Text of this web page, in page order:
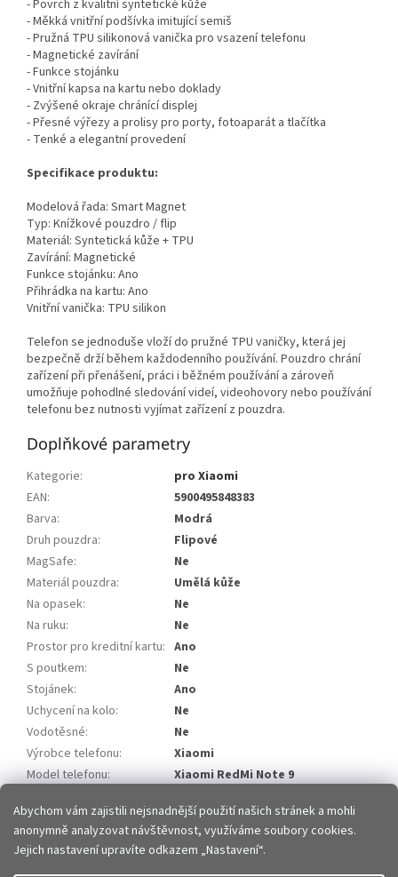
Abychom vám zajistili nejsnadnější použití našich stránek a mohli
anonymně analyzovat návštěvnost, využíváme soubory cookies.
Jejich nastavení upravíte odkazem „Nastavení“.
- Povrch z kvalitní syntetické kůže
- Měkká vnitřní podšívka imitující semiš
- Pružná TPU silikonová vanička pro vsazení telefonu
- Magnetické zavírání
- Funkce stojánku
- Vnitřní kapsa na kartu nebo doklady
- Zvýšené okraje chránící displej
- Přesné výřezy a prolisy pro porty, fotoaparát a tlačítka
- Tenké a elegantní provedení
Specifikace produktu:
Modelová řada: Smart Magnet
Typ: Knížkové pouzdro / flip
Materiál: Syntetická kůže + TPU
Zavírání: Magnetické
Funkce stojánku: Ano
Přihrádka na kartu: Ano
Vnitřní vanička: TPU silikon
Telefon se jednoduše vloží do pružné TPU vaničky, která jej
bezpečně drží během každodenního používání. Pouzdro chrání
zařízení při přenášení, práci i běžném používání a zároveň
umožňuje pohodlné sledování videí, videohovory nebo používání
telefonu bez nutnosti vyjímat zařízení z pouzdra.
Doplňkové parametry
Kategorie:
pro Xiaomi
EAN:
5900495848383
Barva:
Modrá
Druh pouzdra:
Flipové
MagSafe:
Ne
Materiál pouzdra:
Umělá kůže
Na opasek:
Ne
Na ruku:
Ne
Prostor pro kreditní kartu: Ano
S poutkem:
Ne
Stojánek:
Ano
Uchycení na kolo:
Ne
Vodotěsné:
Ne
Výrobce telefonu:
Xiaomi
Model telefonu:
Xiaomi RedMi Note 9